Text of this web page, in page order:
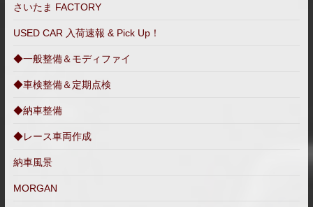
の
ブ
グ）
さいたま FACTORY
USED CAR 入荷速報 & Pick Up！
◆一般整備＆モディファイ
◆車検整備＆定期点検
◆納車整備
◆レース車両作成
納車風景
MORGAN